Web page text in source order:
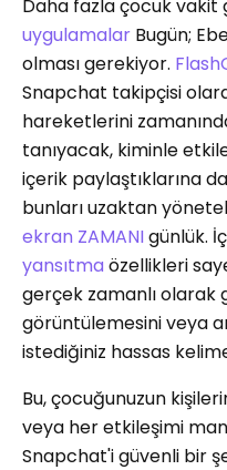
Daha fazla çocuk vakit
uygulamalar Bugün;
olması gerekiyor.
Snapchat takipçisi
hareketlerini
tanıyacak, kiminle
içerik paylaştıklarına
bunları uzaktan
ekran ZAMANIgünlük.
yansıtma özellikleri
gerçek zamanlı olarak
görüntülemesini veya
istediğiniz hassas
Bu, çocuğunuzun
veya her etkileşimi
Snapchat'i güvenli bir